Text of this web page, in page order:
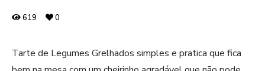
619 0
Tarte de Legumes Grelhados simples e pratica que fica